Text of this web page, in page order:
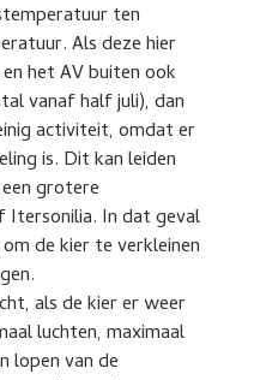
ten
Als deze hier
het AV buiten ook
vanaf half juli), dan
activiteit, omdat er
is. Dit kan leiden
grotere
Itersonilia. In dat geval
de kier te verkleinen
als de kier er weer
luchten, maximaal
lopen van de